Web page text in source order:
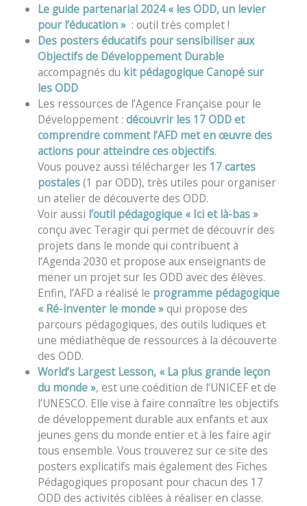
Le guide partenarial 2024 « les ODD, un levier
pour l’éducation » : outil très complet !
Des posters éducatifs pour sensibiliser aux
Objectifs de Développement Durable
accompagnés du kit pédagogique Canopé sur
les ODD
Les ressources de l’Agence Française pour le
Développement : découvrir les 17 ODD et
comprendre comment l’AFD met en œuvre des
actions pour atteindre ces objectifs.
Vous pouvez aussi télécharger les 17 cartes
postales(1 par ODD), très utiles pour organiser
un atelier de découverte des ODD.
Voir aussi l’outil pédagogique « Ici et là-bas »
conçu avec Teragir qui permet de découvrir des
projets dans le monde qui contribuent à
l’Agenda 2030 et propose aux enseignants de
mener un projet sur les ODD avec des élèves.
Enfin, l’AFD a réalisé le programme pédagogique
« Ré-inventer le monde »qui propose des
parcours pédagogiques, des outils ludiques et
une médiathèque de ressources à la découverte
des ODD.
World’s Largest Lesson, « La plus grande leçon
du monde », est une coédition de l’UNICEF et de
l’UNESCO. Elle vise à faire connaître les objectifs
de développement durable aux enfants et aux
jeunes gens du monde entier et à les faire agir
tous ensemble. Vous trouverez sur ce site des
posters explicatifs mais également des Fiches
Pédagogiques proposant pour chacun des 17
ODD des activités ciblées à réaliser en classe.